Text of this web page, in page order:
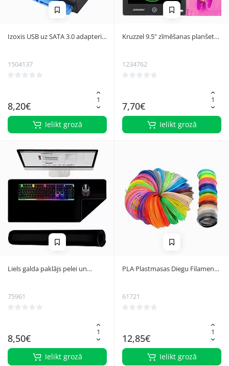
Izoxis USB uz SATA 3.0 adapteris
1504137
8,20€
Ielikt grozā
Kruzzel 9.5" zīmēšanas planšete
1234762
7,70€
Ielikt grozā
Liels galda paklājs pelei un
75961
8,50€
Ielikt grozā
PLA Plastmasas Diegu Filamentu
61721
12,85€
Ielikt grozā